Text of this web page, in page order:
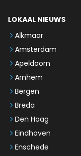
LOKAAL NIEUWS
Alkmaar
Amsterdam
Apeldoorn
Arnhem
Bergen
Breda
Den Haag
Eindhoven
Enschede